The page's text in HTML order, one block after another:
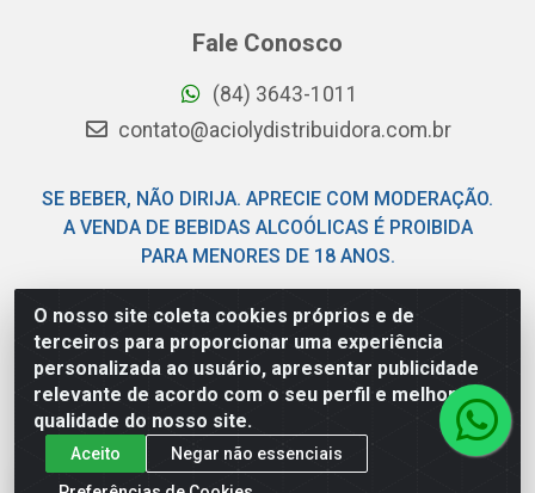
O nosso site coleta cookies próprios e de
terceiros para proporcionar uma experiência
personalizada ao usuário, apresentar publicidade
relevante de acordo com o seu perfil e melhorar a
qualidade do nosso site.
Aceito
Negar não essenciais
Fale Conosco
(84) 3643-1011
contato@aciolydistribuidora.com.br
SE BEBER, NÃO DIRIJA. APRECIE COM MODERAÇÃO.
A VENDA DE BEBIDAS ALCOÓLICAS É PROIBIDA
PARA MENORES DE 18 ANOS.
Acioly Distribuidora - Av Piloto Pereira Tim - Parque de
Exposições - Parnamirim/RN - CEP 59146-480 - CNPJ
06.029.901/0001-92